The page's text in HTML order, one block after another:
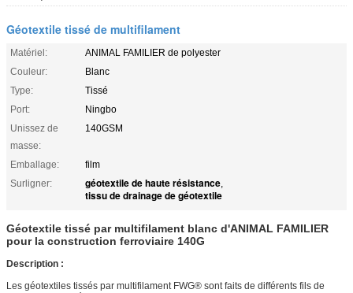
Géotextile tissé de multifilament
Matériel:
ANIMAL FAMILIER de polyester
Couleur:
Blanc
Type:
Tissé
Port:
Ningbo
Unissez de
masse:
140GSM
Emballage:
film
Surligner:
géotextile de haute résistance,
tissu de drainage de géotextile
Géotextile tissé par multifilament blanc d'ANIMAL FAMILIER
pour la construction ferroviaire 140G
Description :
Les géotextiles tissés par multifilament FWG® sont faits de différents fils de